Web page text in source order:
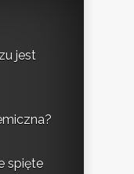
jest
spięte